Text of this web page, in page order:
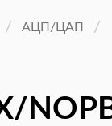
АЦП/ЦАП